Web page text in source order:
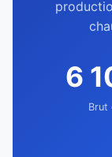
6
Brut